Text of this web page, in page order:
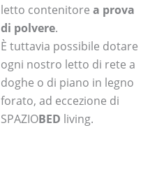
letto contenitore a prova
di polvere.
È tuttavia possibile dotare
ogni nostro letto di rete a
doghe o di piano in legno
forato, ad eccezione di
SPAZIOBED living.